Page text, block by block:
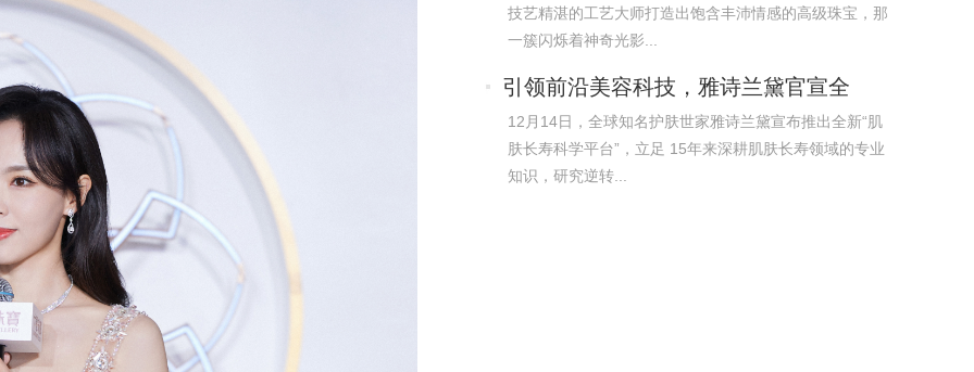
技艺精湛的工艺大师打造出饱含丰沛情感的高级珠宝，那
一簇闪烁着神奇光影...
引领前沿美容科技，雅诗兰黛官宣全
新“肌肤
12月14日，全球知名护肤世家雅诗兰黛宣布推出全新“肌
肤长寿科学平台”，立足 15年来深耕肌肤长寿领域的专业
知识，研究逆转...